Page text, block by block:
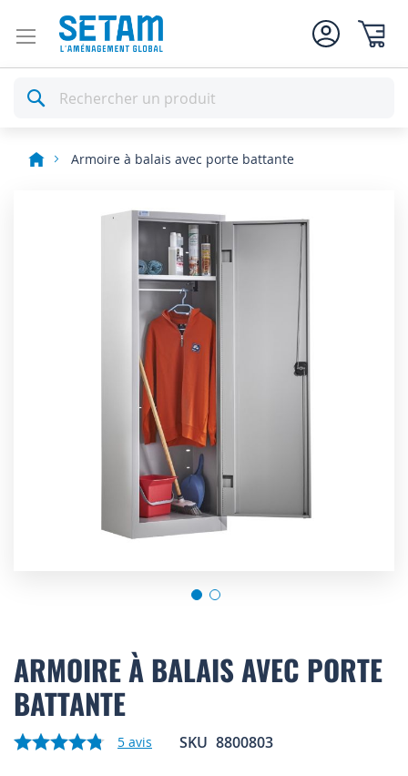
Rechercher
Armoire à balais avec porte battante
to
the
beginning
of
images
ARMOIRE À BALAIS AVEC PORTE
BATTANTE
5 avis SKU 8800803